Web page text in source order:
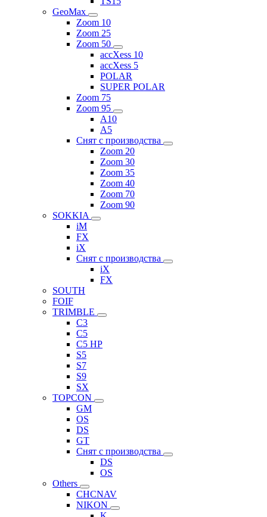
GeoMax
Zoom 10
Zoom 25
Zoom 50
accXess 10
accXess 5
POLAR
SUPER POLAR
Zoom 75
Zoom 95
A10
A5
Снят с производства
Zoom 20
Zoom 30
Zoom 35
Zoom 40
Zoom 70
Zoom 90
SOKKIA
iM
FX
iX
Снят с производства
iX
FX
SOUTH
FOIF
TRIMBLE
C3
C5
C5 HP
S5
S7
S9
SX
TOPCON
GM
OS
DS
GT
Снят с производства
DS
OS
Others
CHCNAV
NIKON